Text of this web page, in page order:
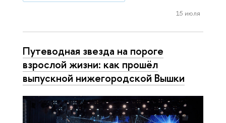
15 июля
Путеводная звезда на пороге
взрослой жизни: как прошёл
выпускной нижегородской Вышки